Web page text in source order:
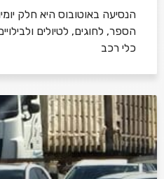
הנסיעה באוטובוס היא חלק
הספר, לחוגים, לטיולים
כלי רכב